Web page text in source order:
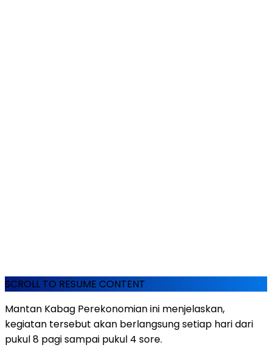
SCROLL TO RESUME CONTENT
Mantan Kabag Perekonomian ini menjelaskan,
kegiatan tersebut akan berlangsung setiap hari dari
pukul 8 pagi sampai pukul 4 sore.